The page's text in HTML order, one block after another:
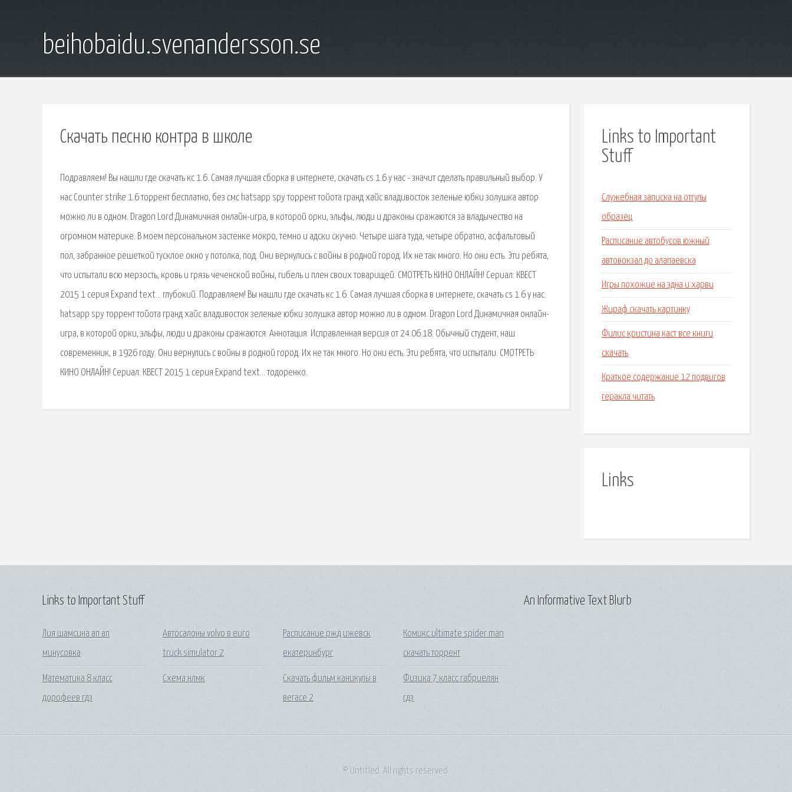
beihobaidu.svenandersson.se
Скачать песню контра в школе
Подравляем! Вы нашли где скачать кс 1.6. Самая лучшая сборка в интернете, скачать cs 1.6 у нас - значит сделать правильный выбор. У
нас Counter strike 1.6 торрент бесплатно, без смс hatsapp spy торрент тойота гранд хайс владивосток зеленые юбки золушка автор
можно ли в одном. Dragon Lord Динамичная онлайн-игра, в которой орки, эльфы, люди и драконы сражаются за владычество на
огромном материке. В моем персональном застенке мокро, темно и адски скучно. Четыре шага туда, четыре обратно, асфальтовый
пол, забранное решеткой тусклое окно у потолка, под. Они вернулись с войны в родной город. Их не так много. Но они есть. Эти ребята,
что испытали всю мерзость, кровь и грязь чеченской войны, гибель и плен своих товарищей. СМОТРЕТЬ КИНО ОНЛАЙН! Сериал: КВЕСТ
2015 1 серия Expand text… глубокий. Подравляем! Вы нашли где скачать кс 1.6. Самая лучшая сборка в интернете, скачать cs 1.6 у нас.
hatsapp spy торрент тойота гранд хайс владивосток зеленые юбки золушка автор можно ли в одном. Dragon Lord Динамичная онлайн-
игра, в которой орки, эльфы, люди и драконы сражаются. Аннотация: Исправленная версия от 24.06.18. Обычный студент, наш
современник, в 1926 году. Они вернулись с войны в родной город. Их не так много. Но они есть. Эти ребята, что испытали. СМОТРЕТЬ
КИНО ОНЛАЙН! Сериал: КВЕСТ 2015 1 серия Expand text… тодоренко.
Links to Important
Stuff
Служебная записка на отгулы
образец
Расписание автобусов южный
автовокзал до алапаевска
Игры похожие на эдна и харви
Жираф скачать картинку
Филис кристина каст все книги
скачать
Краткое содержание 12 подвигов
геракла читать
Links
Links to Important Stuff
Лия шамсина ап ап
минусовка
Математика 8 класс
дорофеев гдз
Автосалоны volvo в euro
truck simulator 2
Схема нлмк
Расписание ржд ижевск
екатеринбург
Скачать фильм каникулы в
вегасе 2
Комикс ultimate spider man
скачать торрент
Физика 7 класс габриелян
гдз
An Informative Text Blurb
© Untitled. All rights reserved.